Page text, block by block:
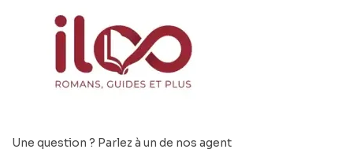
Une question ? Parlez à un de nos agent